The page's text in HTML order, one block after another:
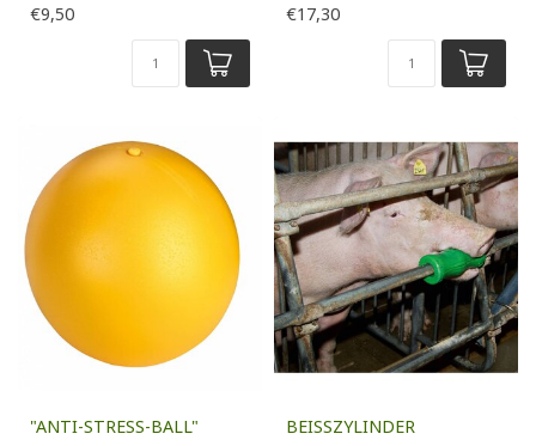
€9,50 €17,30
"ANTI-STRESS-BALL" BEISSZYLINDER